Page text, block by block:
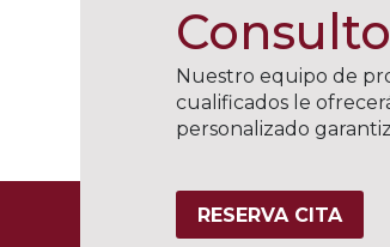
Nuestro equipo de
cualificados le
personalizado
RESERVA CITA